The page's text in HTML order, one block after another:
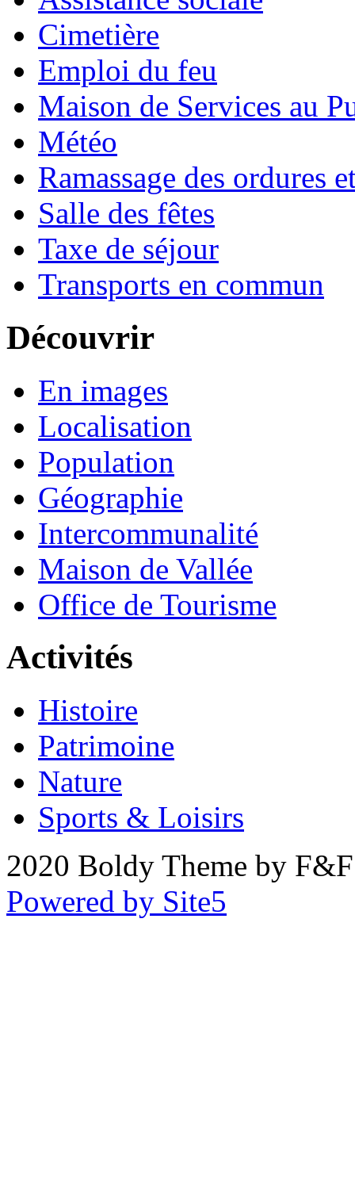
Cimetière
Emploi du feu
Maison de Services au
Météo
Ramassage des ordures
Salle des fêtes
Taxe de séjour
Transports en commun
Découvrir
En images
Localisation
Population
Géographie
Intercommunalité
Maison de Vallée
Office de Tourisme
Activités
Histoire
Patrimoine
Nature
Sports & Loisirs
2020 Boldy Theme by
Powered by Site5